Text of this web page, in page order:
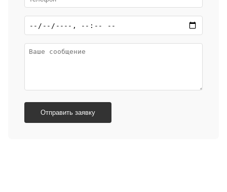
Отправить заявку